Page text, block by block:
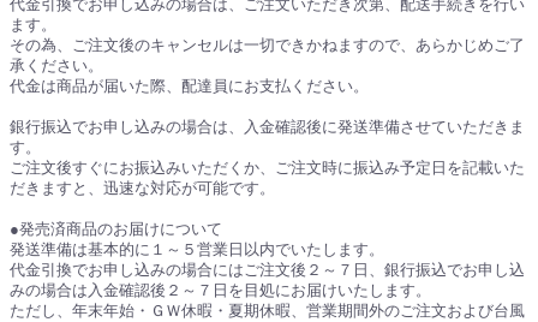
代金引換でお申し込みの場合は、ご注文いただき次第、配送手続きを行い
ます。
その為、ご注文後のキャンセルは一切できかねますので、あらかじめご了
承ください。
代金は商品が届いた際、配達員にお支払ください。
銀行振込でお申し込みの場合は、入金確認後に発送準備させていただきま
す。
ご注文後すぐにお振込みいただくか、ご注文時に振込み予定日を記載いた
だきますと、迅速な対応が可能です。
●発売済商品のお届けについて
発送準備は基本的に１～５営業日以内でいたします。
代金引換でお申し込みの場合にはご注文後２～７日、銀行振込でお申し込
みの場合は入金確認後２～７日を目処にお届けいたします。
ただし、年末年始・ＧＷ休暇・夏期休暇、営業期間外のご注文および台風